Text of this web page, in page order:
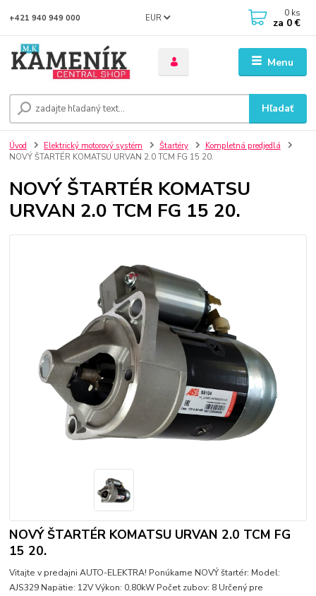
Menu
EUR
Hľadať
+421 940 949 000 0 ks
za 0 €
Úvod Elektrický motorový systém Štartéry
Kompletná predjedlá
NOVÝ ŠTARTÉR KOMATSU URVAN 2.0 TCM FG 15 20.
NOVÝ ŠTARTÉR KOMATSU
URVAN 2.0 TCM FG 15 20.
NOVÝ ŠTARTÉR KOMATSU URVAN 2.0 TCM FG
15 20.
Vitajte v predajni AUTO-ELEKTRA! Ponúkame NOVÝ štartér: Model:
AJS329 Napätie: 12V Výkon: 0,80kW Počet zubov: 8 Určený pre